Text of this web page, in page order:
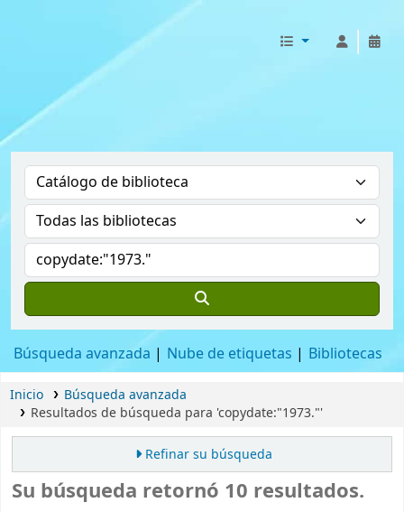
BIBLIOTECA HMS
Búsqueda avanzada Nube de etiquetas Bibliotecas
Inicio
Búsqueda avanzada
Resultados de búsqueda para 'copydate:"1973."'
Refinar su búsqueda
Su búsqueda retornó 10 resultados.